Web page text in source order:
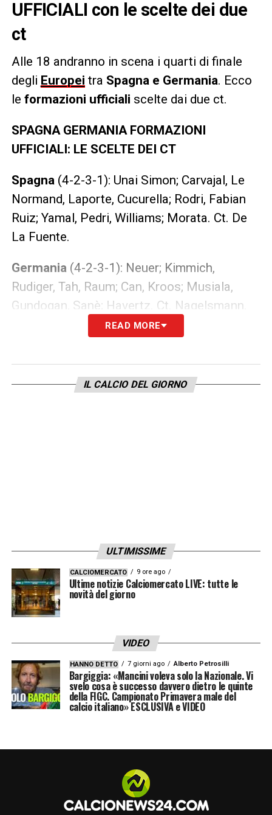
UFFICIALI con le scelte dei due
ct
Alle 18 andranno in scena i quarti di finale
degli Europei tra Spagna e Germania. Ecco
le formazioni ufficiali scelte dai due ct.
SPAGNA GERMANIA FORMAZIONI
UFFICIALI: LE SCELTE DEI CT
Spagna (4-2-3-1): Unai Simon; Carvajal, Le
Normand, Laporte, Cucurella; Rodri, Fabian
Ruiz; Yamal, Pedri, Williams; Morata. Ct. De
La Fuente.
Germania (4-2-3-1): Neuer; Kimmich,
Rudiger, Tah, Raum; Can, Kroos; Musiala,
Gundogan, Sanè; Havertz. Ct. Nagelsmann.
READ MORE
IL CALCIO DEL GIORNO
ULTIMISSIME
CALCIOMERCATO 9 ore ago
Ultime notizie Calciomercato LIVE: tutte le
novità del giorno
VIDEO
HANNO DETTO 7 giorni ago Alberto Petrosilli
Bargiggia: «Mancini voleva solo la Nazionale. Vi
svelo cosa è successo davvero dietro le quinte
della FIGC. Campionato Primavera male del
calcio italiano» ESCLUSIVA e VIDEO